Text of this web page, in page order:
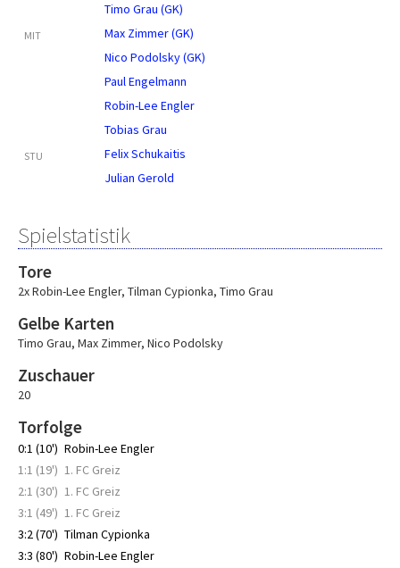
Timo Grau (GK)
MIT
Max Zimmer (GK)
Nico Podolsky (GK)
Paul Engelmann
Robin-Lee Engler
Tobias Grau
STU
Felix Schukaitis
Julian Gerold
Spielstatistik
Tore
2x Robin-Lee Engler, Tilman Cypionka, Timo Grau
Gelbe Karten
Timo Grau, Max Zimmer, Nico Podolsky
Zuschauer
20
Torfolge
0:1 (10') Robin-Lee Engler
1:1 (19') 1. FC Greiz
2:1 (30') 1. FC Greiz
3:1 (49') 1. FC Greiz
3:2 (70') Tilman Cypionka
3:3 (80') Robin-Lee Engler